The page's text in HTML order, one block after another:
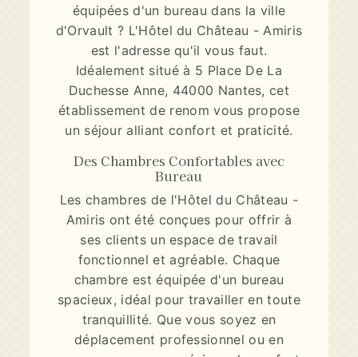
équipées d'un bureau dans la ville
d'Orvault ? L'Hôtel du Château - Amiris
est l'adresse qu'il vous faut.
Idéalement situé à 5 Place De La
Duchesse Anne, 44000 Nantes, cet
établissement de renom vous propose
un séjour alliant confort et praticité.
Des Chambres Confortables avec
Bureau
Les chambres de l'Hôtel du Château -
Amiris ont été conçues pour offrir à
ses clients un espace de travail
fonctionnel et agréable. Chaque
chambre est équipée d'un bureau
spacieux, idéal pour travailler en toute
tranquillité. Que vous soyez en
déplacement professionnel ou en